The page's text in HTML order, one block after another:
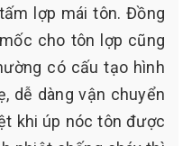
lợp mái tôn. Đồng
cho tôn lợp cũng
có cấu tạo hình
dễ dàng vận chuyển
khi úp nóc tôn được